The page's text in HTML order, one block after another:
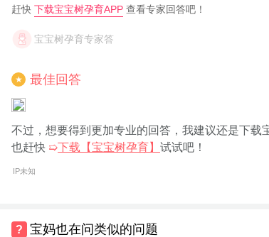
赶快 下载宝宝树孕育APP 查看专家回答吧！
宝宝树孕育专家答
★ 最佳回答
不过，想要得到更加专业的回答，我建议还是下
也赶快 ➯下载【宝宝树孕育】 试试吧！
IP未知
宝妈也在问类似的问题